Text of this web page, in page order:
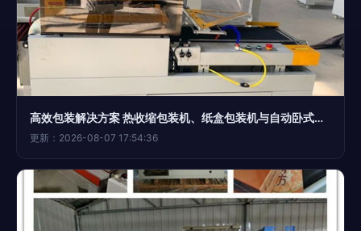
高效包装解决方案 热收缩包装机、纸盒包装机与自动卧式开箱机全面解析
更新：2026-08-07 17:54:36